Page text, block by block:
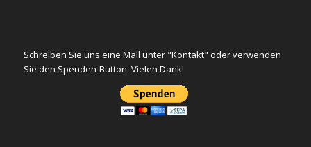
Schreiben Sie uns eine Mail unter "Kontakt" oder verwenden
Sie den Spenden-Button. Vielen Dank!